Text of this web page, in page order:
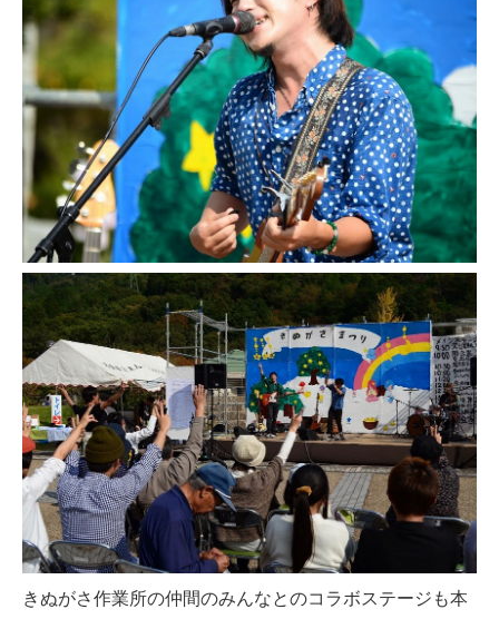
きぬがさ作業所の仲間のみんなとのコラボステージも本